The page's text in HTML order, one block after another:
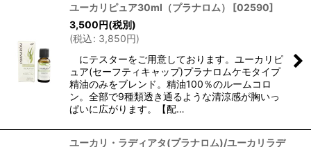
ユーカリピュア30ml（プラナロム） [02590]
3,500円(税別)
(税込: 3,850円)
にテスターをご用意しております。ユーカリピ
ュア(セーフティキャップ)プラナロムケモタイプ
精油のみをブレンド。精油100％のルームコロ
ン。全部で9種類透き通るような清涼感が胸いっ
ぱいに広がります。【配…
ユーカリ・ラディアタ(プラナロム)/ユーカリラデ